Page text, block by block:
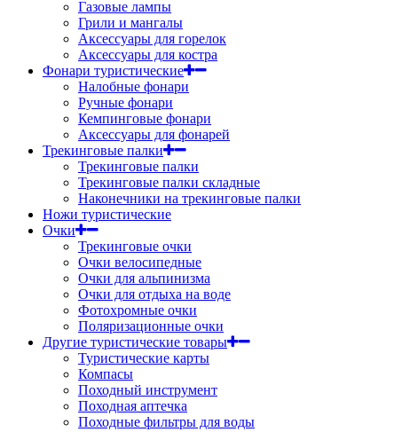
Газовые лампы
Грили и мангалы
Аксессуары для горелок
Аксессуары для костра
Фонари туристические
Налобные фонари
Ручные фонари
Кемпинговые фонари
Аксессуары для фонарей
Трекинговые палки
Трекинговые палки
Трекинговые палки складные
Наконечники на трекинговые палки
Ножи туристические
Очки
Трекинговые очки
Очки велосипедные
Очки для альпинизма
Очки для отдыха на воде
Фотохромные очки
Поляризационные очки
Другие туристические товары
Туристические карты
Компасы
Походный инструмент
Походная аптечка
Походные фильтры для воды